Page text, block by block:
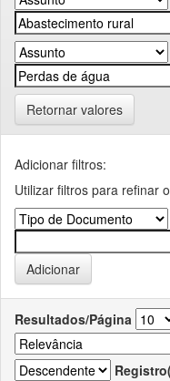
Retornar valores
Adicionar filtros:
Utilizar filtros para refinar
Resultados/Página